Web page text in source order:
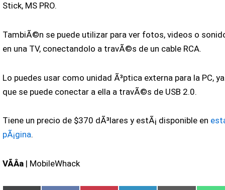
Stick, MS PRO.
TambiÃ©n se puede utilizar para ver fotos, videos o
en una TV, conectandolo a travÃ©s de un cable RCA.
Lo puedes usar como unidad Ã³ptica externa para la PC, ya
que se puede conectar a ella a travÃ©s de USB 2.0.
Tiene un precio de $370 dÃ³lares y estÃ¡ disponible en
pÃ¡gina.
VÃ­Â­a| MobileWhack